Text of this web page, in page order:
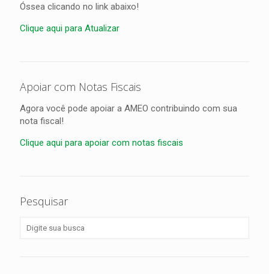
Óssea clicando no link abaixo!
Clique aqui para Atualizar
Apoiar com Notas Fiscais
Agora você pode apoiar a AMEO contribuindo com sua
nota fiscal!
Clique aqui para apoiar com notas fiscais
Pesquisar